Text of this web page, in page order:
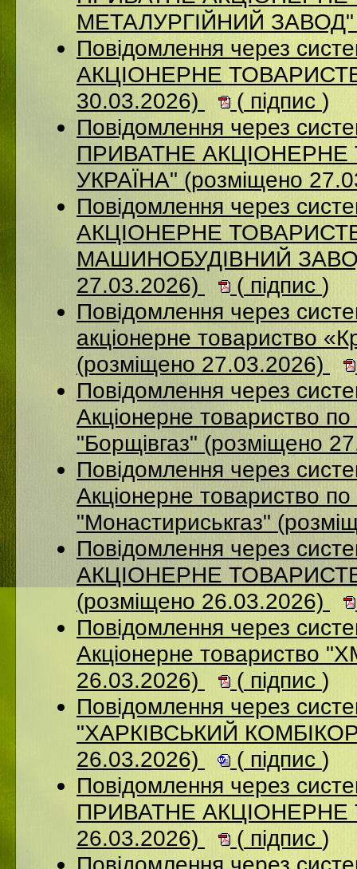
МЕТАЛУРГІЙНИЙ ЗАВОД"
Повідомлення через
АКЦІОНЕРНЕ
30.03.2026)
( підпис )
Повідомлення через
ПРИВАТНЕ
УКРАЇНА" (розміщено
Повідомлення через
АКЦІОНЕРНЕ
МАШИНОБУДІВНИЙ
27.03.2026)
( підпис )
Повідомлення через
акціонерне товариство
(розміщено 27.03.2026)
Повідомлення через
Акцiонерне товариство по
"Борщiвгаз" (розміщено
Повідомлення через
Акціонерне товариство по
"Монастириськгаз"
Повідомлення через
АКЦІОНЕРНЕ
(розміщено 26.03.2026)
Повідомлення через
Акціонерне
26.03.2026)
( підпис )
Повідомлення через
"ХАРКІВСЬКИЙ
26.03.2026)
( підпис )
Повідомлення через
ПРИВАТНЕ АКЦІОНЕРНЕ
26.03.2026)
( підпис )